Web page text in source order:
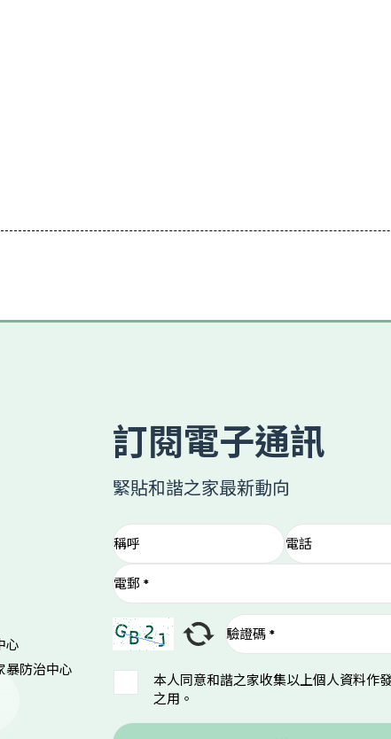
心
暴防治中心
訂閱電子通訊
緊貼和諧之家最新動向
本人同意和諧之家收集以上個人資料作
之用。